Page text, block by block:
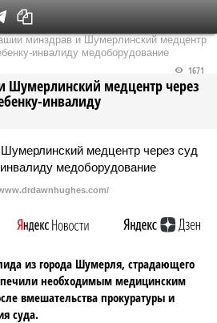
в Чувашии
минздрав и Шумерлинский медцентр
инвалиду медоборудование
Шумерлинский медцентр через
инвалиду
1671
из города Шумерля, страдающего
необходимым медицинским
вмешательства прокуратуры и
суда.